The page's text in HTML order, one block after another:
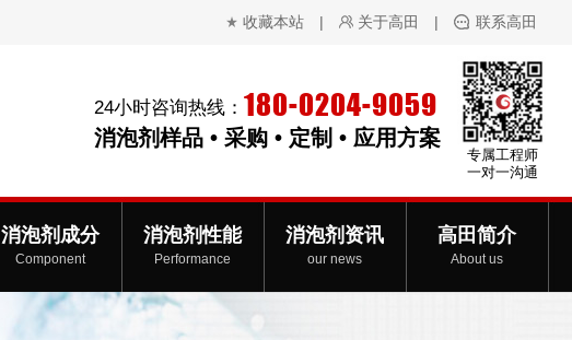
收藏本站 | 关于高田 | 联系高田
24小时咨询热线： 180-0204-9059
消泡剂样品 • 采购 • 定制 • 应用方案
专属工程师
一对一沟通
消泡剂成分
Component
消泡剂性能
Performance
消泡剂资讯
our news
高田简介
About us